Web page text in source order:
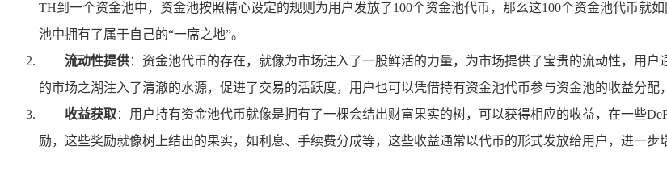
TH到一个资金池中，资金池按照精心设定的规则为用户发放了100个资金池代币，那么这100个资金池代币就
池中拥有了属于自己的“一席之地”。
流动性提供：资金池代币的存在，就像为市场注入了一股鲜活的力量，为市场提供了宝贵的流动性，用
的市场之湖注入了清澈的水源，促进了交易的活跃度，用户也可以凭借持有资金池代币参与资金池的收益分配
收益获取：用户持有资金池代币就像是拥有了一棵会结出财富果实的树，可以获得相应的收益，在一些
励，这些奖励就像树上结出的果实，如利息、手续费分成等，这些收益通常以代币的形式发放给用户，进一步